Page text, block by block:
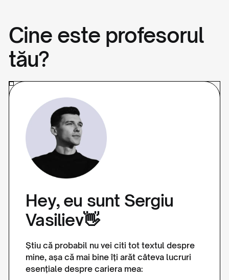
Cine este profesorul
tău?
Hey, eu sunt Sergiu
Vasiliev👋
Știu că probabil nu vei citi tot textul despre
mine, așa că mai bine îți arăt câteva lucruri
esențiale despre cariera mea: